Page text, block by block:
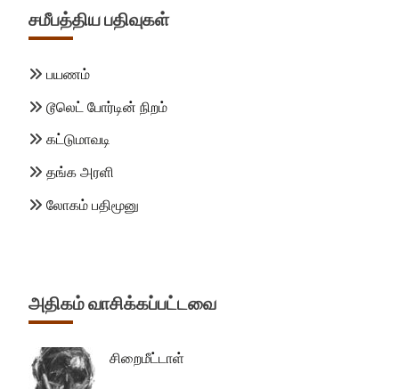
சமீபத்திய பதிவுகள்
பயணம்
டூலெட் போர்டின் நிறம்
கட்டுமாவடி
தங்க அரளி
லோகம் பதிமூனு
அதிகம் வாசிக்கப்பட்டவை
சிறைமீட்டாள்